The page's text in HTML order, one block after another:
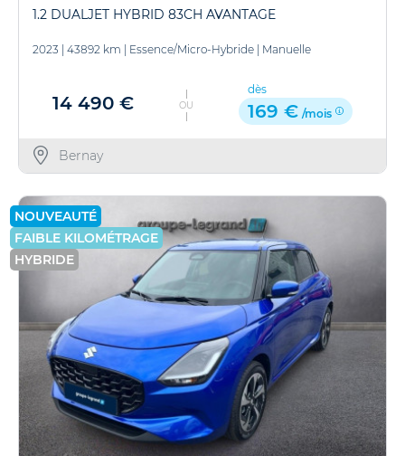
1.2 DUALJET HYBRID 83CH AVANTAGE
2023 43892 km Essence/Micro-Hybride Manuelle
14 490 € OU
dès
169 € /mois
Bernay
NOUVEAUTÉ
FAIBLE KILOMÉTRAGE
HYBRIDE